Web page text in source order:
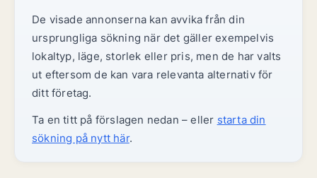
De visade annonserna kan avvika från din
ursprungliga sökning när det gäller exempelvis
lokaltyp, läge, storlek eller pris, men de har valts
ut eftersom de kan vara relevanta alternativ för
ditt företag.
Ta en titt på förslagen nedan – eller starta din
sökning på nytt här.